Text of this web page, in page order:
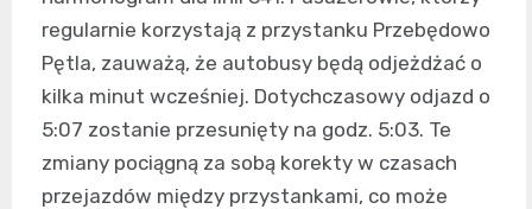
regularnie korzystają z przystanku Przebędowo
Pętla, zauważą, że autobusy będą odjeżdżać o
kilka minut wcześniej. Dotychczasowy odjazd o
5:07 zostanie przesunięty na godz. 5:03. Te
zmiany pociągną za sobą korekty w czasach
przejazdów między przystankami, co może